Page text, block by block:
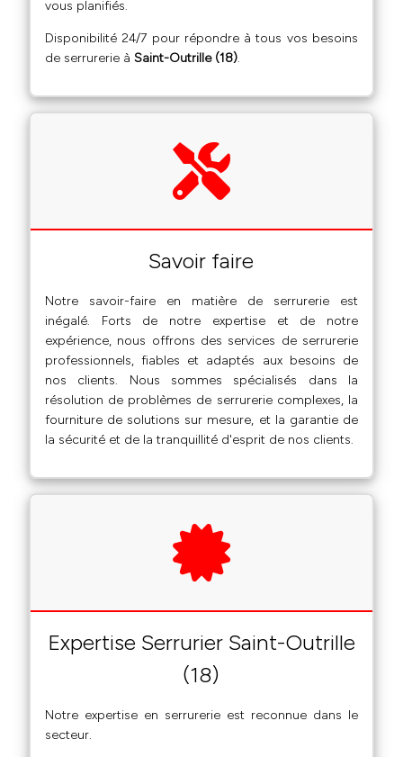
vous planifiés.
Disponibilité 24/7 pour répondre à tous vos besoins
de serrurerie à Saint-Outrille (18).
Savoir faire
Notre savoir-faire en matière de serrurerie est
inégalé. Forts de notre expertise et de notre
expérience, nous offrons des services de serrurerie
professionnels, fiables et adaptés aux besoins de
nos clients. Nous sommes spécialisés dans la
résolution de problèmes de serrurerie complexes, la
fourniture de solutions sur mesure, et la garantie de
la sécurité et de la tranquillité d'esprit de nos clients.
Expertise Serrurier Saint-Outrille
(18)
Notre expertise en serrurerie est reconnue dans le
secteur.